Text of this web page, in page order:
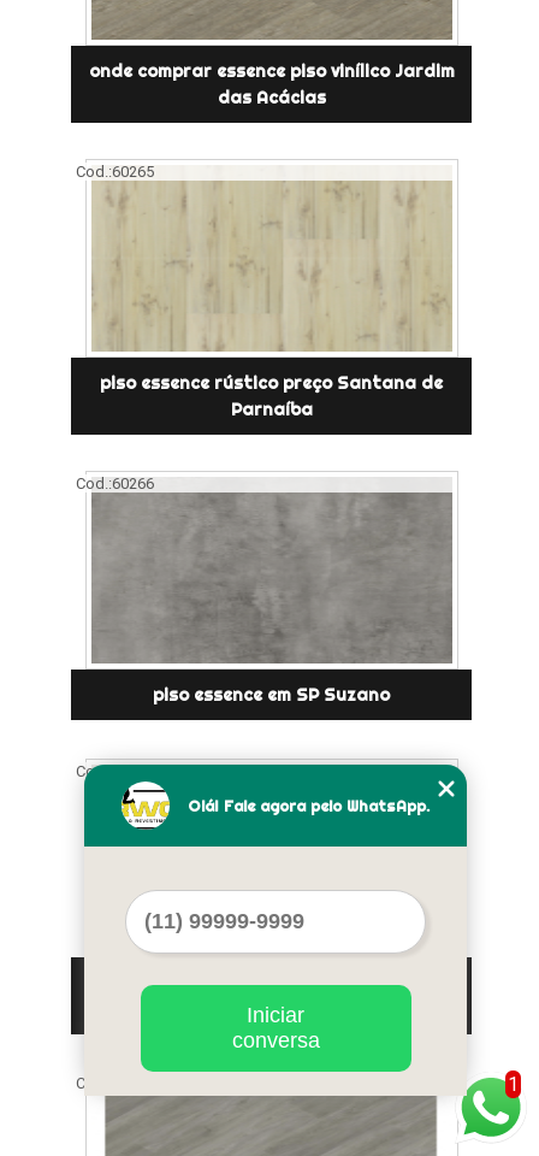
onde comprar essence piso vinílico Jardim
das Acácias
Cod.:60265
piso essence rústico preço Santana de
Parnaíba
Cod.:60266
piso essence em SP Suzano
Cod.:60267
onde comprar piso essence na zona oeste
Bela Cintra
Cod.: 1
Olá! Fale agora pelo WhatsApp.
Iniciar
conversa